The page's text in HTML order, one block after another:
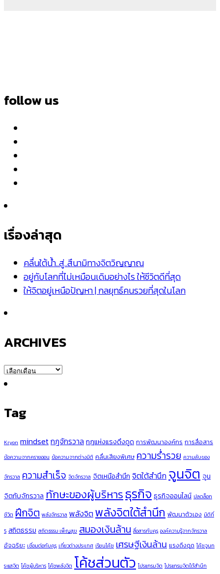
follow us
เรื่องล่าสุด
คลื่นใต้น้ำ..สู่..สึนามิทางจิตวิญญาณ
อยู่กับโลกที่ไม่เหมือนเดิมอย่างไร ให้ชีวิตดีที่สุด
ให้จิตอยู่เหนือปัญหา | กลยุทธ์คนรวยที่สุดในโลก
ARCHIVES
ARCHIVES
Tag
Kryon mindsetกฎจักรวาล กฎแห่งแรงดึงดูด การพัฒนาองค์กร การสื่อสาร
ข้อความจากครายออน ข้อความจากต่างมิติ คลื่นเสียงพิเศษ ความร่ำรวย ความลับของ
จักรวาล ความสำเร็จ จิตจักรวาล จิตเหนือสำนึก จิตใต้สำนึก จูนจิต จูน
จิตกับจักรวาล ทักษะของผู้บริหารธุรกิจ ธุรกิจออนไลน์ ปลดล็อก
ชีวิต ฝึกจิต พลังจักรวาล พลังจิต พลังจิตใต้สำนึก พัฒนาตัวเอง มิติที่
5 สถิตธรรม สถิตธรรม เพ็ญสุข สมองเงินล้าน สื่อสารกับคุรุ องค์ความรู้จากจักรวาล
อัจฉริยะ เชื่อมต่อกับคุรุ เที่ยวต่างประเทศ เรียนโค้ช เศรษฐีเงินล้าน แรงดึงดูด โค้ชจูนก
ระแสจิต โค้ชผู้บริหาร โค้ชพลังจิต โค้ชส่วนตัว โปรแกรมจิต โปรแกรมจิตใต้สำนึก